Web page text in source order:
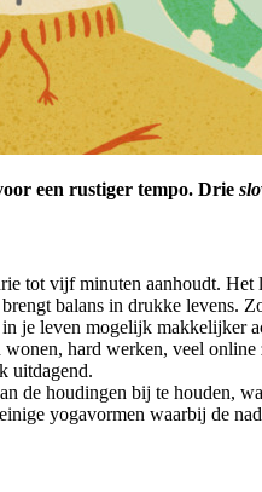
een rustiger tempo. Drie
tot vijf minuten aanhoudt.
balans in drukke levens.
je leven mogelijk makkelijker
hard werken, veel
uitdagend.
de houdingen bij te houden,
yogavormen waarbij de